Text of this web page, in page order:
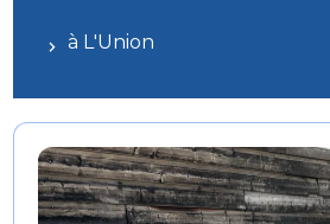
à L'Union